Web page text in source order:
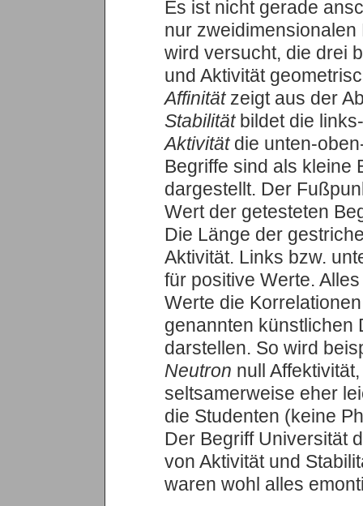
Es ist nicht gerade
nur
wird versucht, die drei
und Aktivität
Affinitätzeigt aus der
Stabilitätbildet die
Aktivitätdie unten-
Begriffe sind als kleine
dargestellt. Der
Wert der getesteten
Die Länge der
Aktivität. Links bzw.
für positive Werte.
Werte die
genannten künstlichen
darstellen. So wird
Neutron null
seltsamerweise eher
die Studenten (keine
Der Begriff Universität
von Aktivität und
waren wohl alles